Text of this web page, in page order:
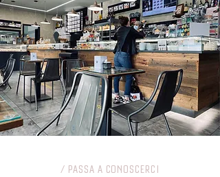
/ PASSA A CONOSCERCI